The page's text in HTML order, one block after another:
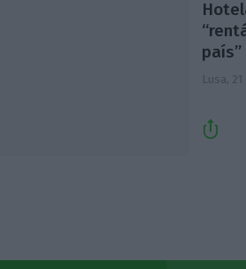
país”
Lusa,